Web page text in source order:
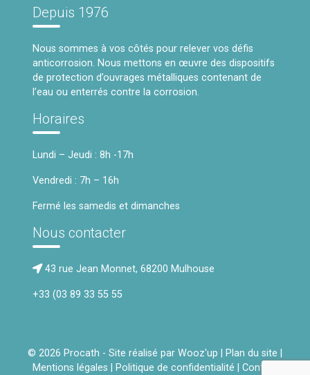
Depuis 1976
Nous sommes à vos côtés pour relever vos défis
anticorrosion. Nous mettons en œuvre des dispositifs
de protection d’ouvrages métalliques contenant de
l’eau ou enterrés contre la corrosion.
Horaires
Lundi – Jeudi : 8h -17h
Vendredi : 7h – 16h
Fermé les samedis et dimanches
Nous contacter
43 rue Jean Monnet, 68200 Mulhouse
+33 (03 89 33 55 55
© 2026 Procath - Site réalisé par Wooz'up Plan du site
Mentions légales
Politique de confidentialité Contact